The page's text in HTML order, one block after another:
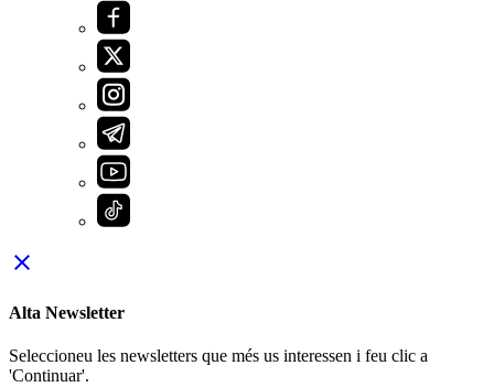
close
Alta Newsletter
Seleccioneu les newsletters que més us interessen i feu clic a
'Continuar'.